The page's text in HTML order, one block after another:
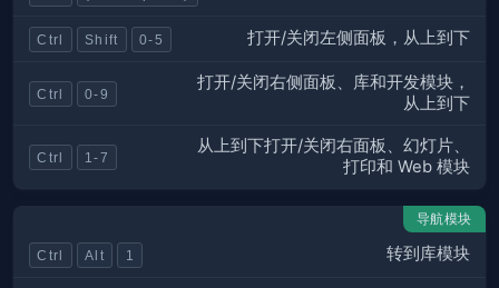
Ctrl Shift 0-5 打开/关闭左侧面板，从上到下
Ctrl 0-9
打开/关闭右侧面板、库和开发模块，
从上到下
Ctrl 1-7
从上到下打开/关闭右面板、幻灯片、
打印和 Web 模块
导航模块
Ctrl Alt 1 转到库模块